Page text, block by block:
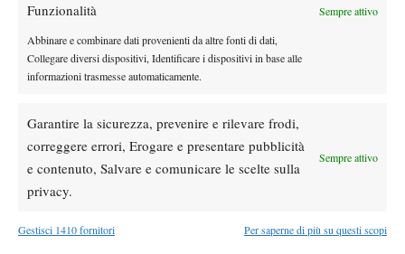
Funzionalità Sempre attivo
Abbinare e combinare dati provenienti da altre fonti di dati,
Collegare diversi dispositivi, Identificare i dispositivi in base alle
informazioni trasmesse automaticamente.
Garantire la sicurezza, prevenire e rilevare frodi,
correggere errori, Erogare e presentare pubblicità
e contenuto, Salvare e comunicare le scelte sulla
privacy.
Sempre attivo
Gestisci 1410 fornitori Per saperne di più su questi scopi
Masters 1000 Montreal 2026: programma,
orario e ordine di gioco domenica 9 agosto.
Fonseca-Shelton sul centrale e Darderi in
doppio
Nadal si stringe a Messi: il messaggio del
campione spagnolo dopo la morte di Jorge